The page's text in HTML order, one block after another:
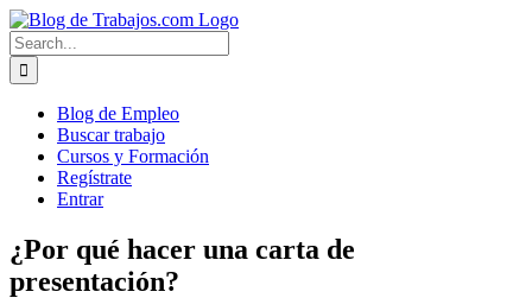
Skip
to
content
Search
for:
Blog de Empleo
Buscar trabajo
Cursos y Formación
Regístrate
Entrar
¿Por qué hacer una carta de
presentación?